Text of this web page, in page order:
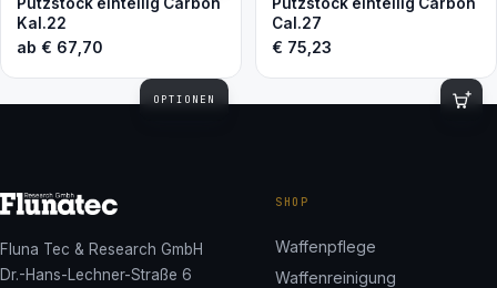
Kal.22
ab € 67,70
OPTIONEN
Cal.27
€ 75,23
Fluna Tec & Research GmbH
Dr.-Hans-Lechner-Straße 6
SHOP
Waffenpflege
Waffenreinigung